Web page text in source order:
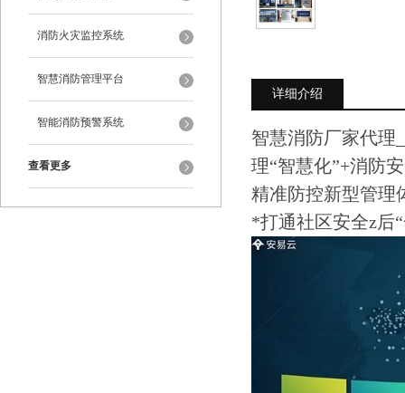
消防火灾监控系统
智慧消防管理平台
智能消防预警系统
查看更多
详细介绍
智慧消防厂家代理_
理“智慧化”+消防
精准防控新型管理
*打通社区安全z后